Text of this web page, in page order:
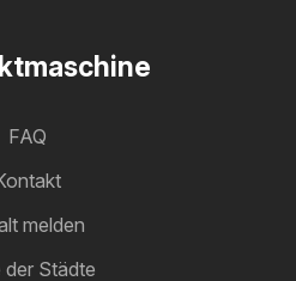
FAQ
melden
der Städte